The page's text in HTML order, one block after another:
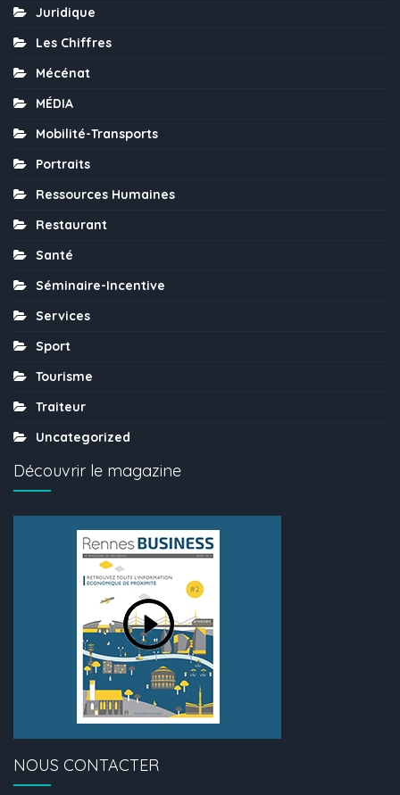
Juridique
Les Chiffres
Mécénat
MÉDIA
Mobilité-Transports
Portraits
Ressources Humaines
Restaurant
Santé
Séminaire-Incentive
Services
Sport
Tourisme
Traiteur
Uncategorized
Découvrir le magazine
NOUS CONTACTER